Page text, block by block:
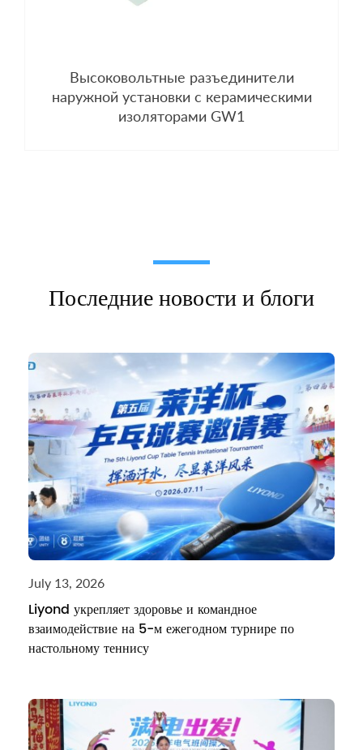
Высоковольтные разъединители
наружной установки с керамическими
изоляторами GW1
Последние новости и блоги
July 13, 2026
Liyond укрепляет здоровье и командное
взаимодействие на 5-м ежегодном турнире по
настольному теннису